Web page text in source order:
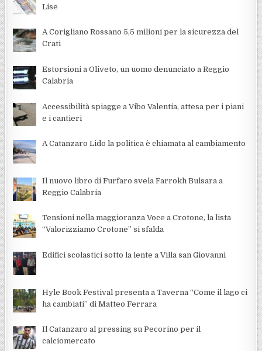
Lise
A Corigliano Rossano 5,5 milioni per la sicurezza del
Crati
Estorsioni a Oliveto, un uomo denunciato a Reggio
Calabria
Accessibilità spiagge a Vibo Valentia, attesa per i piani
e i cantieri
A Catanzaro Lido la politica è chiamata al cambiamento
Il nuovo libro di Furfaro svela Farrokh Bulsara a
Reggio Calabria
Tensioni nella maggioranza Voce a Crotone, la lista
“Valorizziamo Crotone” si sfalda
Edifici scolastici sotto la lente a Villa san Giovanni
Hyle Book Festival presenta a Taverna “Come il lago ci
ha cambiati” di Matteo Ferrara
Il Catanzaro al pressing su Pecorino per il
calciomercato